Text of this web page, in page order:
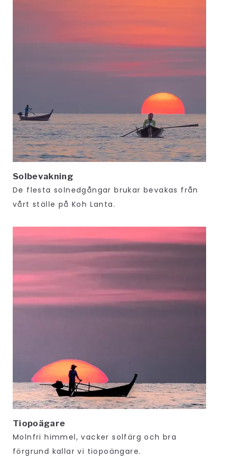
Solbevakning
De flesta solnedgångar brukar bevakas från
vårt ställe på Koh Lanta.
Tiopoägare
Molnfri himmel, vacker solfärg och bra
förgrund kallar vi tiopoängare.